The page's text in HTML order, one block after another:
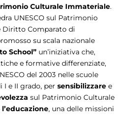
Culturale Immateriale.
UNESCO sul Patrimonio
Diritto Comparato di
su scala nazionale
School”un’iniziativa che,
e formative differenziate,
del 2003 nelle scuole
I e II grado, per sensibilizzaree
sul Patrimonio Culturale
, una delle missioni